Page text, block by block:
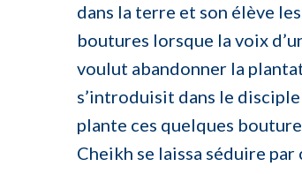
dans la terre et son élève
boutures lorsque la voix
voulut abandonner la
s’introduisit dans le
plante ces quelques
Cheikh se laissa séduire